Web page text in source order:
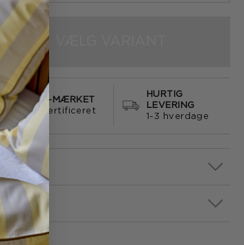
E-MÆRKET
certificeret
HURTIG
LEVERING
1-3 hverdage